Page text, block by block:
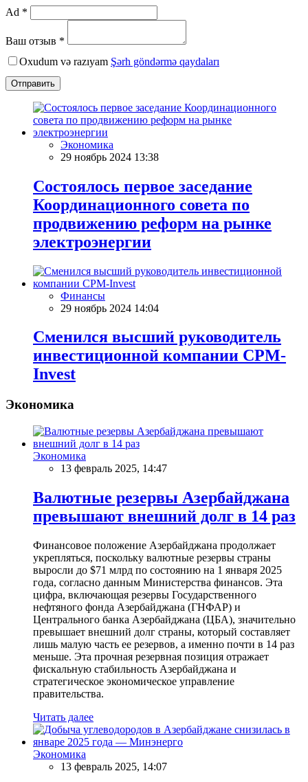
Ad *
Ваш отзыв *
Oxudum və razıyam Şərh göndərmə qaydaları
Отправить
Экономика
29 ноябрь 2024 13:38
Состоялось первое заседание
Координационного совета по
продвижению реформ на рынке
электроэнергии
Финансы
29 ноябрь 2024 14:04
Сменился высший руководитель
инвестиционной компании CPM-
Invest
Экономика
Экономика
13 февраль 2025, 14:47
Валютные резервы Азербайджана
превышают внешний долг в 14 раз
Финансовое положение Азербайджана продолжает
укрепляться, поскольку валютные резервы страны
выросли до $71 млрд по состоянию на 1 января 2025
года, согласно данным Министерства финансов. Эта
цифра, включающая резервы Государственного
нефтяного фонда Азербайджана (ГНФАР) и
Центрального банка Азербайджана (ЦБА), значительно
превышает внешний долг страны, который составляет
лишь малую часть ее резервов, а именно почти в 14 раз
меньше. Эта прочная резервная позиция отражает
фискальную стабильность Азербайджана и
стратегическое экономическое управление
правительства.
Читать далее
Экономика
13 февраль 2025, 14:07